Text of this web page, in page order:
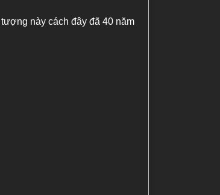
này cách đây đã 40 năm